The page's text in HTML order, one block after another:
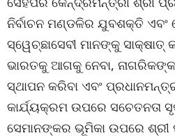
ନିର୍ବାଚନ ମଣ୍ଡଳିର ଯୁବଶକ୍ତି
ସ୍ୱେଚ୍ଛାସେବୀ ମାନଙ୍କୁ
ଭାରତକୁ ଆଗକୁ ନେବା,
ସ୍ଥାପନ କରିବା ଏବଂ
କାର୍ଯ୍ୟକ୍ରମ ଉପରେ ସଚେତନତା
ସେମାନଙ୍କର ଭୂମିକା ଉପରେ